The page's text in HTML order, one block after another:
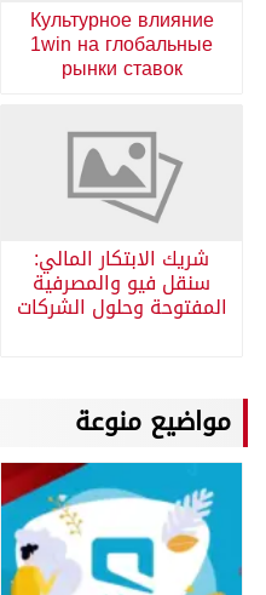
Культурное влияние
1win на глобальные
рынки ставок
شريك الابتكار المالي:
سنقل فيو والمصرفية
المفتوحة وحلول الشركات
مواضيع منوعة